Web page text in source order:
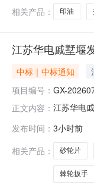
相关产品： 印油
江苏华电戚墅堰
中标｜中标通知
项目编号： GX-
正文内容： 江苏华电
华电戚墅
把5常州戚
发布时间： 3小时前
相关产品：
砂轮片
棘轮扳手